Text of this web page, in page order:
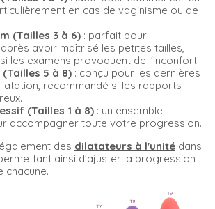
en cas de vaginisme ou de
(Tailles 3 à 6) : parfait pour
avoir maîtrisé les petites tailles,
les examens provoquent de l'inconfort.
5 à 8) : conçu pour les dernières
recommandé si les rapports
(Tailles 1 à 8) : un ensemble
accompagner toute votre progression.
des dilatateurs à l'unité dans
ainsi d'ajuster la progression
chacune.